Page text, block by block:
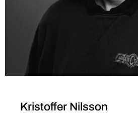
Kristoffer Nilsson